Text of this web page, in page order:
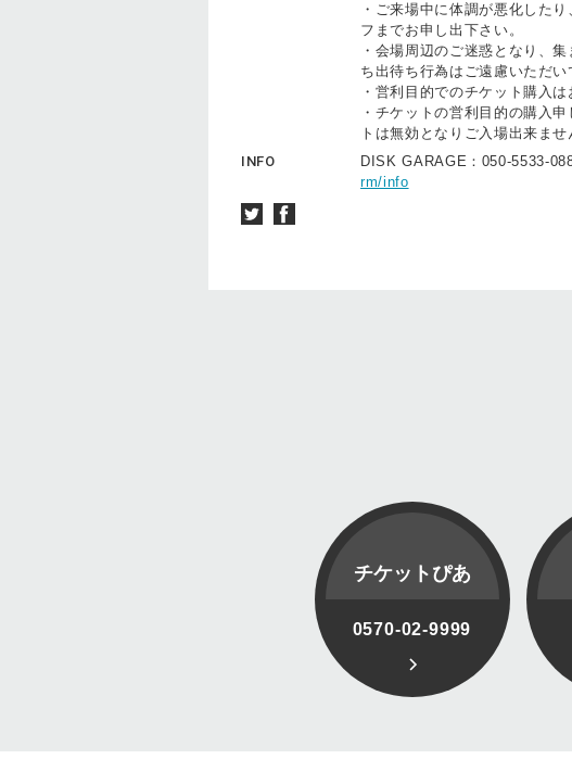
・ご来場中に体調が悪化した
フまでお申し出下さい。
・会場周辺のご迷惑となり、
ち出待ち行為はご遠慮いただい
・営利目的でのチケット購入は
・チケットの営利目的の購入
トは無効となりご入場出来ませ
INFO
DISK GARAGE：050-5533-
rm/info
チケットぴあ
0570-02-9999